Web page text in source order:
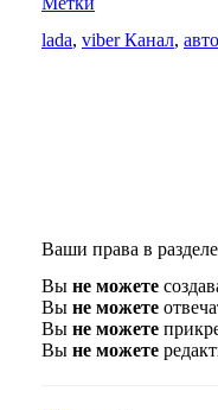
lada, viber Канал,
Ваши права в разделе
Вы не можете
Вы не можете
Вы не можете
Вы не можете